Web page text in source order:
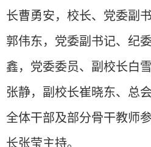
长曹勇安，校长、党委副
郭伟东，党委副书记、纪
鑫，党委委员、副校长白
张静，副校长崔晓东、总
全体干部及部分骨干教师
长张莹主持。